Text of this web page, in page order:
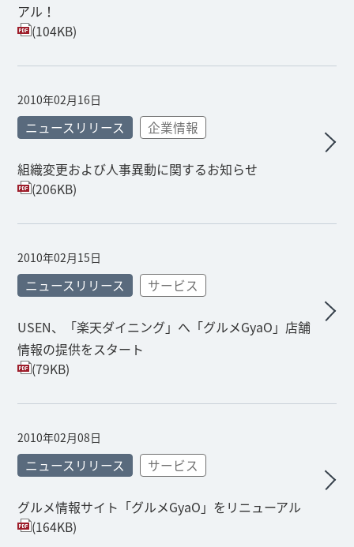
アル！
(104KB)
2010年02月16日
ニュースリリース 企業情報
組織変更および人事異動に関するお知らせ
(206KB)
2010年02月15日
ニュースリリース サービス
USEN、「楽天ダイニング」へ「グルメGyaO」店舗
情報の提供をスタート
(79KB)
2010年02月08日
ニュースリリース サービス
グルメ情報サイト「グルメGyaO」をリニューアル
(164KB)